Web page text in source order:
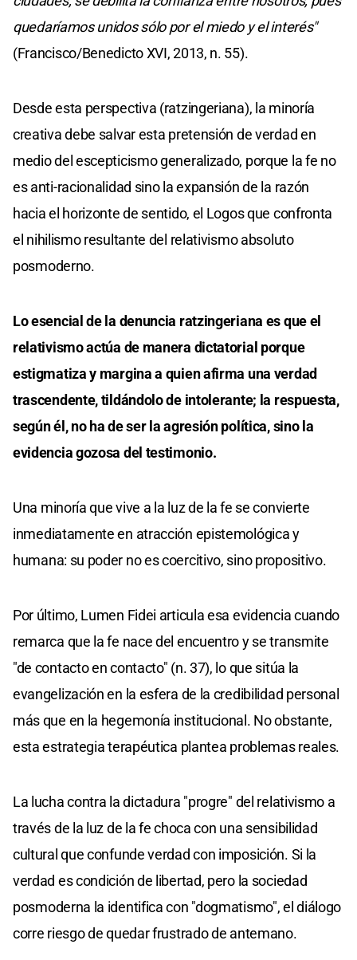
quedaríamos unidos sólo por el miedo y el interés"
(Francisco/Benedicto XVI, 2013, n. 55).
Desde esta perspectiva (ratzingeriana), la minoría
creativa debe salvar esta pretensión de verdad en
medio del escepticismo generalizado, porque la fe no
es anti-racionalidad sino la expansión de la razón
hacia el horizonte de sentido, el Logos que confronta
el nihilismo resultante del relativismo absoluto
posmoderno.
Lo esencial de la denuncia ratzingeriana es que el
relativismo actúa de manera dictatorial porque
estigmatiza y margina a quien afirma una verdad
trascendente, tildándolo de intolerante; la respuesta,
según él, no ha de ser la agresión política, sino la
evidencia gozosa del testimonio.
Una minoría que vive a la luz de la fe se convierte
inmediatamente en atracción epistemológica y
humana: su poder no es coercitivo, sino propositivo.
Por último, Lumen Fidei articula esa evidencia cuando
remarca que la fe nace del encuentro y se transmite
"de contacto en contacto" (n. 37), lo que sitúa la
evangelización en la esfera de la credibilidad personal
más que en la hegemonía institucional. No obstante,
esta estrategia terapéutica plantea problemas reales.
La lucha contra la dictadura "progre" del relativismo a
través de la luz de la fe choca con una sensibilidad
cultural que confunde verdad con imposición. Si la
verdad es condición de libertad, pero la sociedad
posmoderna la identifica con "dogmatismo", el diálogo
corre riesgo de quedar frustrado de antemano.